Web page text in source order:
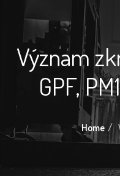
Význam
GPF,
Home